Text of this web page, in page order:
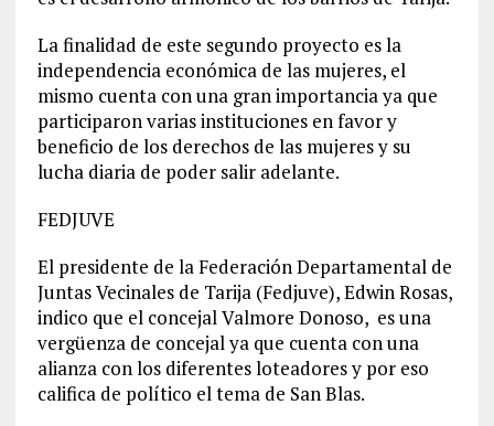
La finalidad de este segundo proyecto es la
independencia económica de las mujeres, el
mismo cuenta con una gran importancia ya que
participaron varias instituciones en favor y
beneficio de los derechos de las mujeres y su
lucha diaria de poder salir adelante.
FEDJUVE
El presidente de la Federación Departamental de
Juntas Vecinales de Tarija (Fedjuve), Edwin Rosas,
indico que el concejal Valmore Donoso, es una
vergüenza de concejal ya que cuenta con una
alianza con los diferentes loteadores y por eso
califica de político el tema de San Blas.